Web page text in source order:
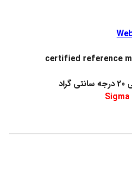
certified reference